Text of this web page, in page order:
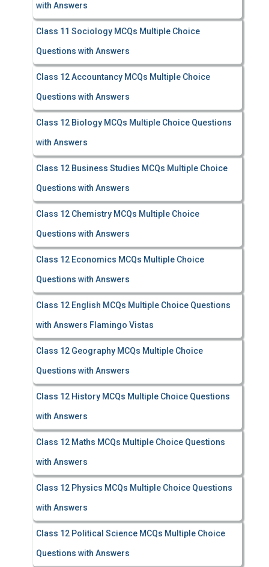
with Answers
Class 11 Sociology MCQs Multiple Choice
Questions with Answers
Class 12 Accountancy MCQs Multiple Choice
Questions with Answers
Class 12 Biology MCQs Multiple Choice Questions
with Answers
Class 12 Business Studies MCQs Multiple Choice
Questions with Answers
Class 12 Chemistry MCQs Multiple Choice
Questions with Answers
Class 12 Economics MCQs Multiple Choice
Questions with Answers
Class 12 English MCQs Multiple Choice Questions
with Answers Flamingo Vistas
Class 12 Geography MCQs Multiple Choice
Questions with Answers
Class 12 History MCQs Multiple Choice Questions
with Answers
Class 12 Maths MCQs Multiple Choice Questions
with Answers
Class 12 Physics MCQs Multiple Choice Questions
with Answers
Class 12 Political Science MCQs Multiple Choice
Questions with Answers